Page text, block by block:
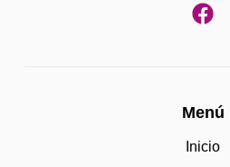
Menú
Inicio